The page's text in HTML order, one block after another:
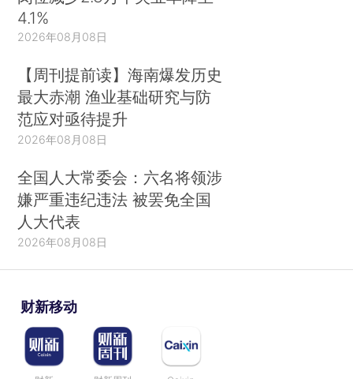
4.1%
2026年08月08日
【周刊提前读】海南爆发历史
最大赤潮 渔业基础研究与防
范应对亟待提升
2026年08月08日
全国人大常委会：六名将领涉
嫌严重违纪违法 被罢免全国
人大代表
2026年08月08日
财新移动